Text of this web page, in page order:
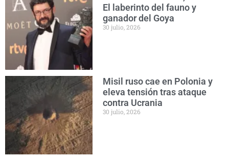
El laberinto del fauno y
ganador del Goya
30 julio, 2026
Misil ruso cae en Polonia y
eleva tensión tras ataque
contra Ucrania
30 julio, 2026